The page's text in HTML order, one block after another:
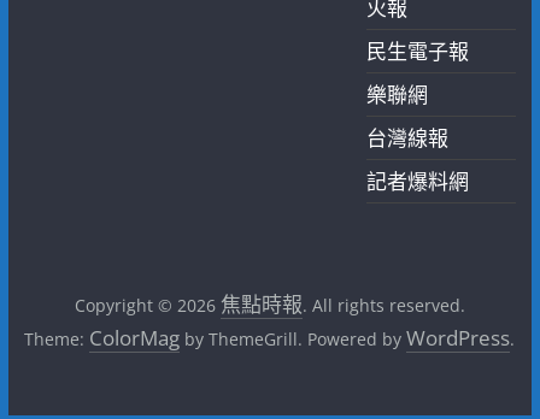
火報
民生電子報
樂聯網
台灣線報
記者爆料網
Copyright © 2026 焦點時報. All rights reserved.
Theme: ColorMag by ThemeGrill. Powered byWordPress.